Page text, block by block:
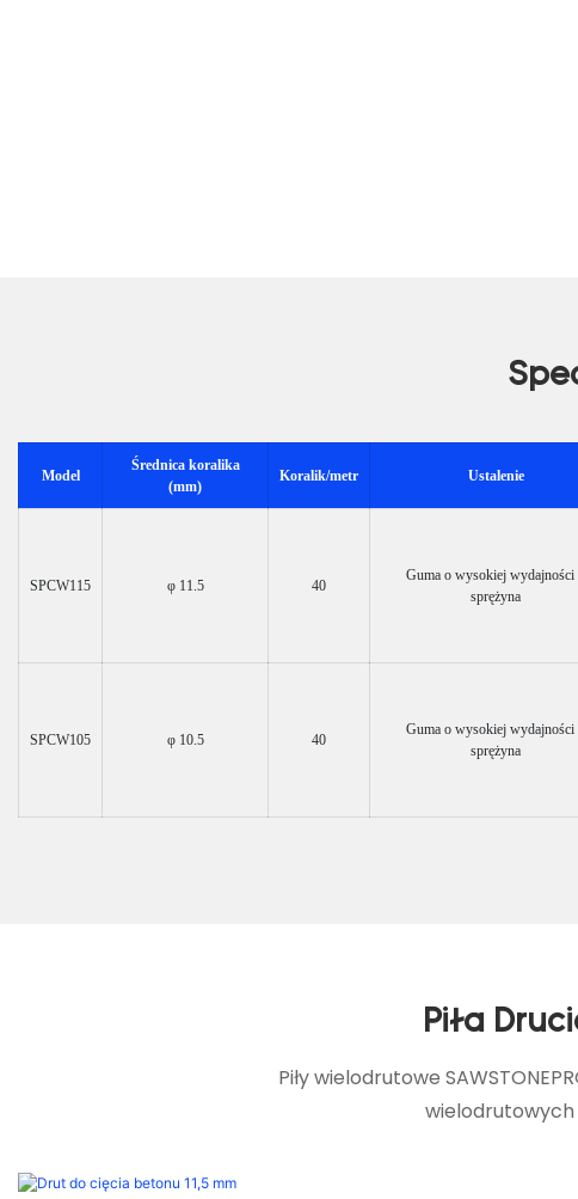
Model
Średnica koralika
(mm)
Koralik/metr Ustalenie
SPCW115 φ 11.5 40
Guma o wysokiej wydajności
sprężyna
SPCW105 φ 10.5 40
Guma o wysokiej wydajności
sprężyna
Piła
Piły wielodrutowe
wielodrutowych